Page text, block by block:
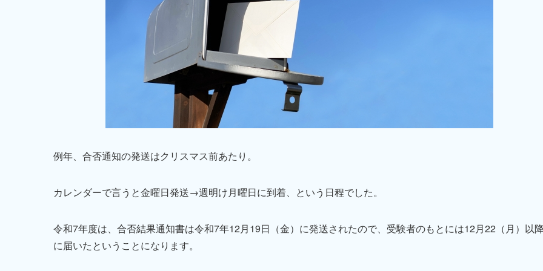
例年、合否通知の発送はクリスマス前あたり。
カレンダーで言うと金曜日発送→週明け月曜日に到着、という日程でした。
令和7年度は、合否結果通知書は令和7年12月19日（金）に発送されたので、受験者のもとには12月22（月）以
に届いたということになります。